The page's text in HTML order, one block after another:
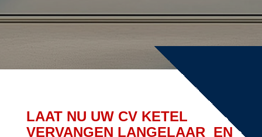
LAAT NU UW CV KETEL
VERVANGEN LANGELAAR EN